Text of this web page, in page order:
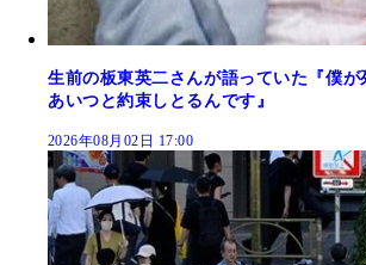
生前の板東英二さんが語っていた『僕
あいつと約束しとるんです』
2026年08月02日 17:00